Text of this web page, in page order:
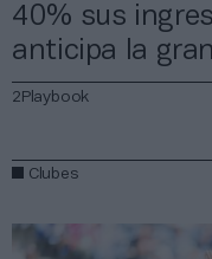
40% sus
anticipa la
2Playbook
Clubes